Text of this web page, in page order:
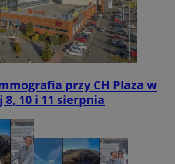
przy CH Plaza w
8, 10 i 11 sierpnia